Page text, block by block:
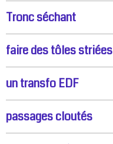
Tronc séchant
faire des tôles striées
un transfo EDF
passages cloutés